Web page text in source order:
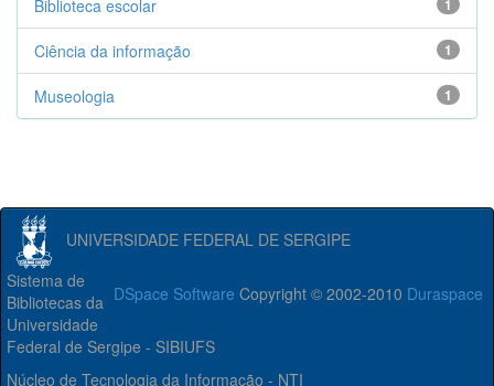
1
Biblioteca escolar
1
Ciência da informação
1
Museologia
UNIVERSIDADE FEDERAL DE SERGIPE
DSpace Software Copyright © 2002-2010 Duraspace
Sistema de
Bibliotecas da
Universidade
Federal de Sergipe - SIBIUFS
Núcleo de Tecnologia da Informação - NTI